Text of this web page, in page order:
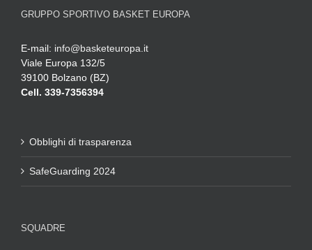
GRUPPO SPORTIVO BASKET EUROPA
E-mail: info@basketeuropa.it
Viale Europa 132/5
39100 Bolzano (BZ)
Cell. 339-7356394
Obblighi di trasparenza
SafeGuarding 2024
SQUADRE